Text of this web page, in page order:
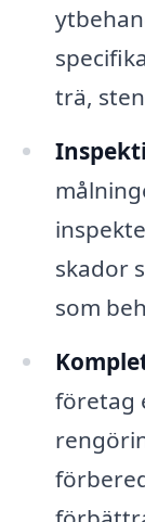
trä,
skador
som
företag